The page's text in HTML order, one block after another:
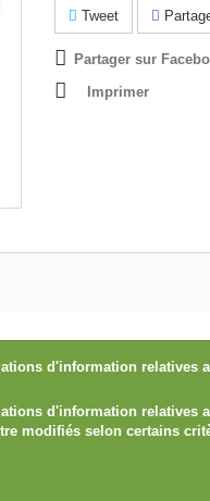
Tweet
Partager sur
Imprimer
d'information
d'information
modifiés selon certains